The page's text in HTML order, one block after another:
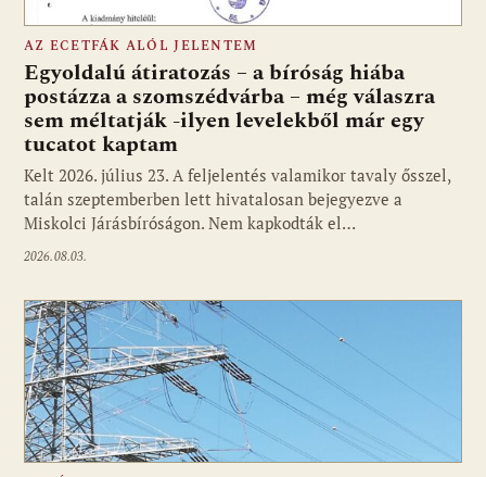
AZ ECETFÁK ALÓL JELENTEM
Egyoldalú átiratozás – a bíróság hiába
postázza a szomszédvárba – még válaszra
sem méltatják -ilyen levelekből már egy
tucatot kaptam
Kelt 2026. július 23. A feljelentés valamikor tavaly ősszel,
talán szeptemberben lett hivatalosan bejegyezve a
Miskolci Járásbíróságon. Nem kapkodták el…
2026.08.03.